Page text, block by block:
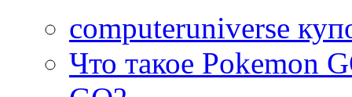
computeruniverse
Что такое Pokemon